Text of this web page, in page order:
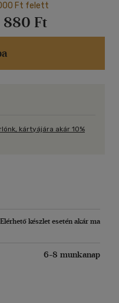
Ft felett
880 Ft
kártyájára akár 10%
Elérhető készlet esetén akár ma
6-8 munkanap